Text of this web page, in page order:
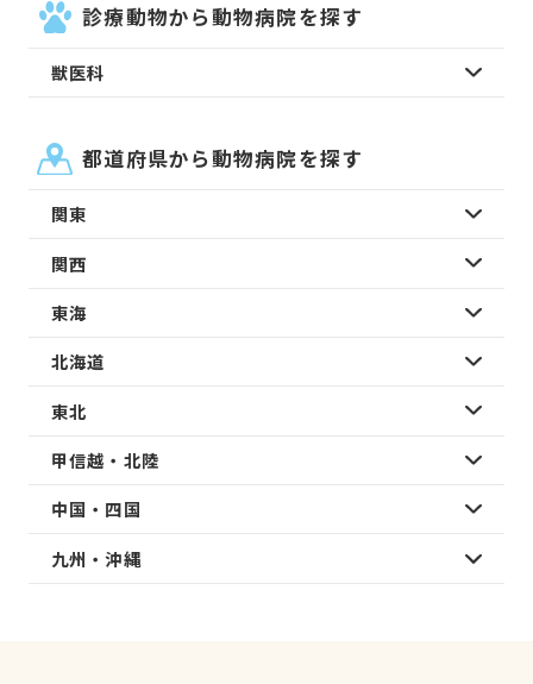
診療動物から動物病院を探す
獣医科
都道府県から動物病院を探す
関東
関西
東海
北海道
東北
甲信越・北陸
中国・四国
九州・沖縄